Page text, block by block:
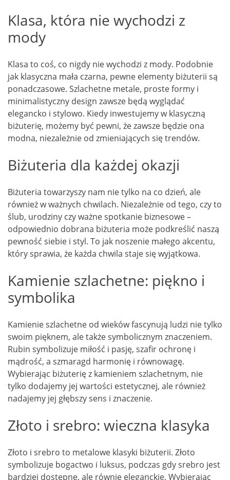
Klasa, która nie wychodzi z
mody
Klasa to coś, co nigdy nie wychodzi z mody. Podobnie
jak klasyczna mała czarna, pewne elementy biżuterii są
ponadczasowe. Szlachetne metale, proste formy i
minimalistyczny design zawsze będą wyglądać
elegancko i stylowo. Kiedy inwestujemy w klasyczną
biżuterię, możemy być pewni, że zawsze będzie ona
modna, niezależnie od zmieniających się trendów.
Biżuteria dla każdej okazji
Biżuteria towarzyszy nam nie tylko na co dzień, ale
również w ważnych chwilach. Niezależnie od tego, czy to
ślub, urodziny czy ważne spotkanie biznesowe –
odpowiednio dobrana biżuteria może podkreślić naszą
pewność siebie i styl. To jak noszenie małego akcentu,
który sprawia, że każda chwila staje się wyjątkowa.
Kamienie szlachetne: piękno i
symbolika
Kamienie szlachetne od wieków fascynują ludzi nie tylko
swoim pięknem, ale także symbolicznym znaczeniem.
Rubin symbolizuje miłość i pasję, szafir ochronę i
mądrość, a szmaragd harmonię i równowagę.
Wybierając biżuterię z kamieniem szlachetnym, nie
tylko dodajemy jej wartości estetycznej, ale również
nadajemy jej głębszy sens i znaczenie.
Złoto i srebro: wieczna klasyka
Złoto i srebro to metalowe klasyki biżuterii. Złoto
symbolizuje bogactwo i luksus, podczas gdy srebro jest
bardziej dostępne, ale równie eleganckie. Wybierając